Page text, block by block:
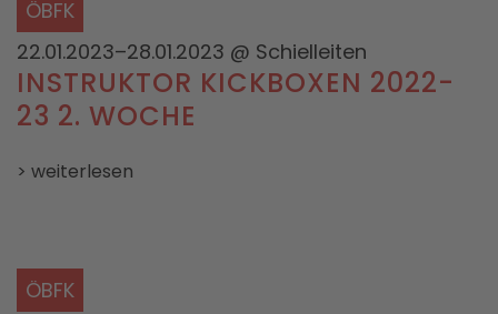
ÖBFK
22.01.2023–28.01.2023 @ Schielleiten
INSTRUKTOR KICKBOXEN 2022-
23 2. WOCHE
> weiterlesen
ÖBFK